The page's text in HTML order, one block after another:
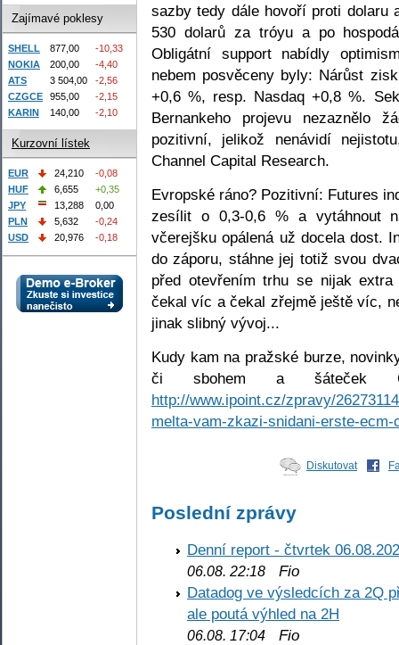
sazby tedy dále hovoří proti
530 dolarů za tróyu a po
Obligátní support nabídly
nebem posvěceny byly: Nárůst
+0,6 %, resp. Nasdaq +0,8 %.
Bernankeho projevu nezaznělo
pozitivní, jelikož nenávidí
Channel Capital Research.
Evropské ráno? Pozitivní: Futures
zesílit o 0,3-0,6 % a vytáhnout
včerejšku opálená už docela dost.
do záporu, stáhne jej totiž svou
před otevřením trhu se nijak
čekal víc a čekal zřejmě ještě víc,
jinak slibný vývoj...
Kudy kam na pražské burze,
či sbohem a šáteček
http://www.ipoint.cz/zpravy/
melta-vam-zkazi-snidani-erste-ecm-
Diskutovat
Poslední zprávy
Denní report - čtvrtek
06.08. 22:18 Fio
Datadog ve výsledcích za 2Q
ale poutá výhled na 2H
06.08. 17:04 Fio
Zajímavé poklesy
SHELL 877,00
-10,33
NOKIA
200,00
-4,40
ATS
3 504,00
-2,56
CZGCE
955,00
-2,15
KARIN
140,00 -2,10
Kurzovní lístek
EUR 24,210
-0,08
HUF
6,655
+0,35
JPY
13,288
0,00
PLN
5,632
-0,24
USD
20,976 -0,18